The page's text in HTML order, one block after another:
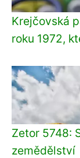
Krejčovská
roku 1972,
Zetor 5748:
zemědělství